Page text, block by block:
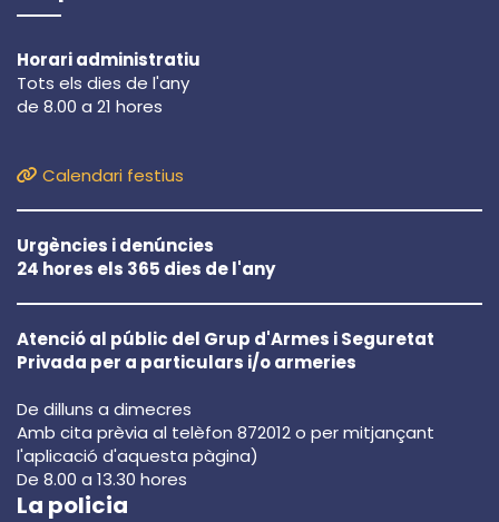
Horari administratiu
Tots els dies de l'any
de 8.00 a 21 hores
Calendari festius
Urgències i denúncies
24 hores els 365 dies de l'any
Atenció al públic del Grup d'Armes i Seguretat
Privada per a particulars i/o armeries
De dilluns a dimecres
Amb cita prèvia al telèfon 872012 o per mitjançant
l'aplicació d'aquesta pàgina)
De 8.00 a 13.30 hores
La policia